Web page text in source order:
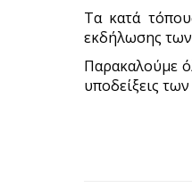
Τα κατά
εκδήλωσης
Παρακαλούμε
υποδείξεις